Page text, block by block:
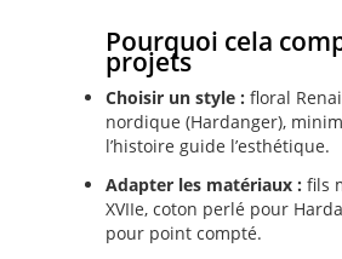
Pourquoi cela
projets
Choisir un style : floral
nordique (Hardanger),
l’histoire guide l’esthétique.
Adapter les matériaux : fils
XVIIe, coton perlé pour
pour point compté.